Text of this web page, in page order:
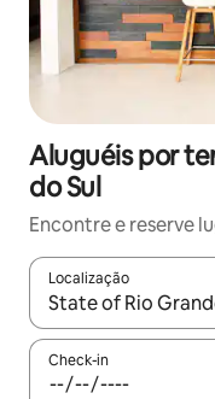
Aluguéis por
do Sul
Encontre e reserve
Localização
Quando os
Check-in